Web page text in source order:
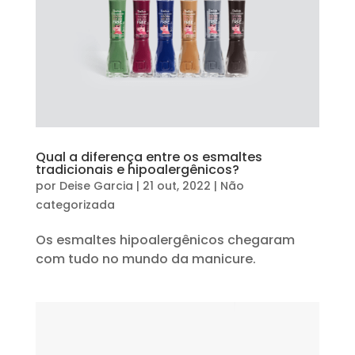
Qual a diferença entre os esmaltes
tradicionais e hipoalergênicos?
por Deise Garcia | 21 out, 2022 | Não
categorizada
Os esmaltes hipoalergênicos chegaram
com tudo no mundo da manicure.